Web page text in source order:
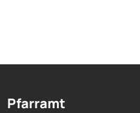
Pfarramt